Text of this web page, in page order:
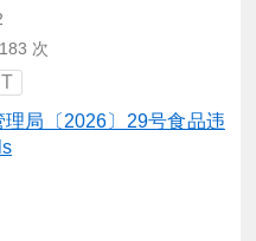
183 次
T
局〔2026〕29号食品违